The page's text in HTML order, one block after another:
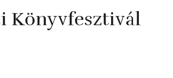
Könyvfesztivál